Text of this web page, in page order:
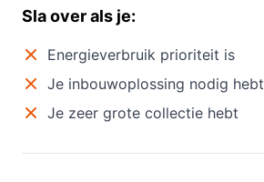
Sla over als je:
Energieverbruik prioriteit is
Je inbouwoplossing nodig hebt
Je zeer grote collectie hebt